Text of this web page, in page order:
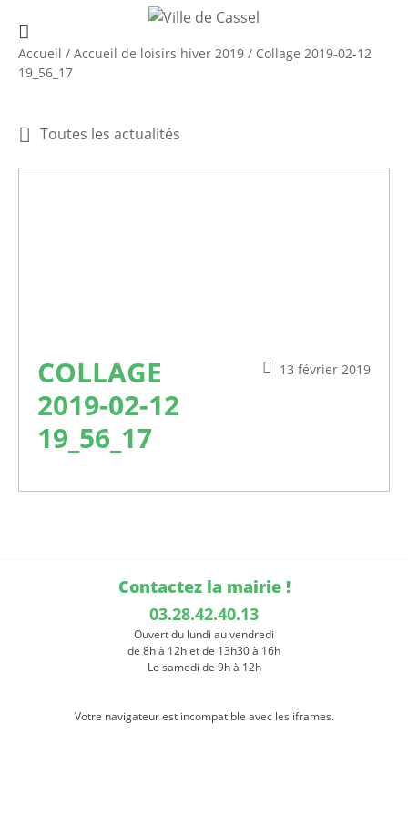
Accueil / Accueil de loisirs hiver 2019 / Collage 2019-02-12
19_56_17
Toutes les actualités
13 février 2019
COLLAGE
2019-02-12
19_56_17
Contactez la mairie !
03.28.42.40.13
Ouvert du lundi au vendredi
de 8h à 12h et de 13h30 à 16h
Le samedi de 9h à 12h
Votre navigateur est incompatible avec les iframes.